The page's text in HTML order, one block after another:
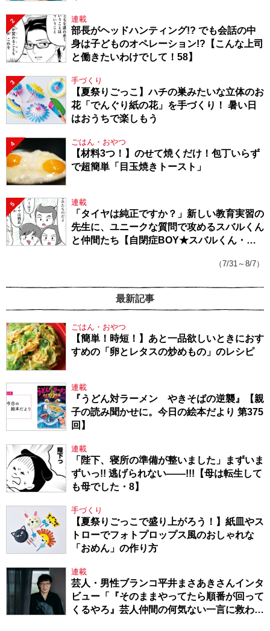
2 連載
部長がヘッドハンティング!? でも会話の中
身は子どものオペレーション!?【こんな上司
と働きたいわけでして！58】
3 手づくり
【夏祭りごっこ】ハチの巣みたいな立体のお
花「でんぐり紙の花」を手づくり！ 暑い日
はおうちで楽しもう
4 ごはん・おやつ
【材料3つ！】のせて焼くだけ！包丁いらず
で超簡単「目玉焼きトースト」
5 連載
「タイヤは純正ですか？」新しい教育実習の
先生に、ユニークな質問で攻めるスバルくん
と仲間たち【自閉症BOY★スバルくん・
（7/31～8/7）
最新記事
ごはん・おやつ
【簡単！時短！】あと一品欲しいときにおす
すめの「卵とレタスの炒めもの」のレシピ
連載
『うどん対ラーメン やきそばの逆襲』【親
子の読み聞かせに。今日の絵本だより 第375
回】
連載
「陛下、寝所の準備が整いました」まずいま
ずいっ!! 逃げられない――!!!【母は転生して
も母でした・8】
手づくり
【夏祭りごっこで盛り上がろう！】紙皿やス
トローでフォトプロップス風のおしゃれな
「おめん」の作り方
連載
芸人・男性ブランコ平井まさあきさんインタ
ビュー「『そのままやってたら順番が回って
くるやろ』芸人仲間の何気ない一言に救われ